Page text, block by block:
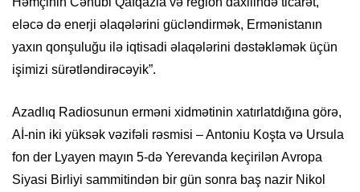
eləcə də enerji əlaqələrini gücləndirmək, Ermənistanın
yaxın qonşuluğu ilə iqtisadi əlaqələrini dəstəkləmək üçün
işimizi sürətləndirəcəyik”.
Azadlıq Radiosunun erməni xidmətinin xatırlatdığına görə,
Aİ-nin iki yüksək vəzifəli rəsmisi – Antoniu Koşta və Ursula
fon der Lyayen mayın 5-də Yerevanda keçirilən Avropa
Siyasi Birliyi sammitindən bir gün sonra baş nazir Nikol